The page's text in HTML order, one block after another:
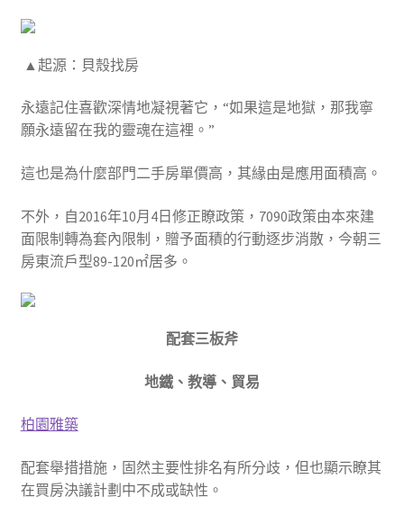
▲起源：貝殼找房
永遠記住喜歡深情地凝視著它，“如果這是地獄，那我寧
願永遠留在我的靈魂在這裡。”
這也是為什麼部門二手房單價高，其緣由是應用面積高。
不外，自2016年10月4日修正瞭政策，7090政策由本來建
面限制轉為套內限制，贈予面積的行動逐步消散，今朝三
房東流戶型89-120㎡居多。
配套三板斧
地鐵、教導、貿易
柏園雅築
配套舉措措施，固然主要性排名有所分歧，但也顯示瞭其
在買房決議計劃中不成或缺性。